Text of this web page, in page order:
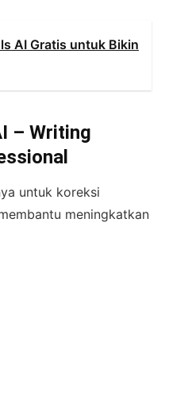
AI Gratis untuk Bikin
– Writing
untuk koreksi
meningkatkan